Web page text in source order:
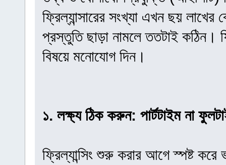
ফ্রিল্যান্সারের সংখ্যা এখন ছয়
প্রস্তুতি ছাড়া নামলে ততটাই কঠিন।
বিষয়ে মনোযোগ দিন।
১. লক্ষ্য ঠিক করুন: পার্টটাইম না
ফ্রিল্যান্সিং শুরু করার আগে স্পষ্ট করে